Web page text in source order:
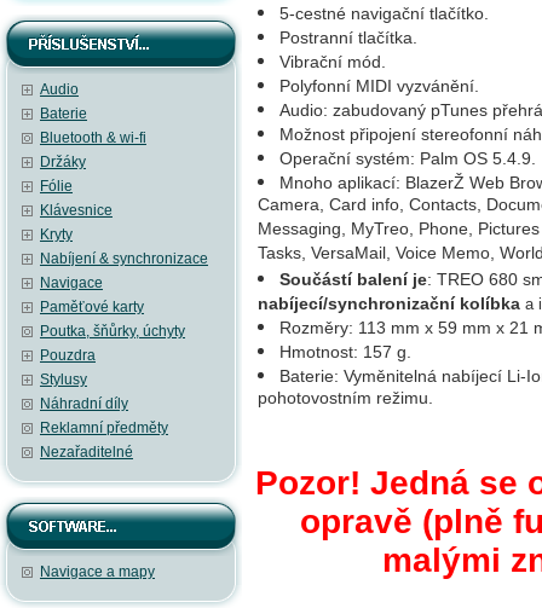
Audio
Baterie
Bluetooth & wi-fi
Držáky
Fólie
Klávesnice
Kryty
Nabíjení & synchronizace
Navigace
Paměťové karty
Poutka, šňůrky, úchyty
Pouzdra
Stylusy
Náhradní díly
Reklamní předměty
Nezařaditelné
Navigace a mapy
5-cestné navigační tlačítko.
Postranní tlačítka.
Vibrační mód.
Polyfonní MIDI vyzvánění.
Audio: zabudovaný pTunes
Možnost připojení stereofonní
Operační systém: Palm OS 5.4.9.
Mnoho aplikací: BlazerŽ Web
Camera, Card info, Contacts,
Messaging, MyTreo, Phone,
Tasks, VersaMail, Voice Memo,
Součástí balení je: TREO 680
nabíjecí/synchronizační kolíbka a
Rozměry: 113 mm x 59 mm x 21
Hmotnost: 157 g.
Baterie: Vyměnitelná nabíjecí Li-
pohotovostním režimu.
Pozor! Jedná se
opravě (plně
malými